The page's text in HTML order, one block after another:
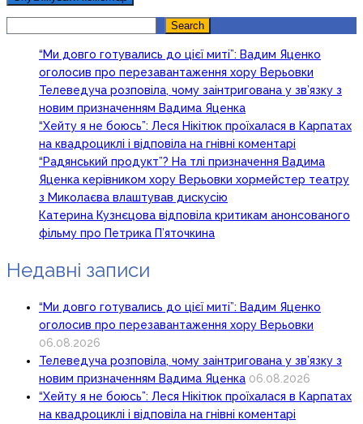
Search
“Ми довго готувались до цієї миті”: Вадим Яценко
оголосив про перезавантаження хору Верьовки
Телеведуча розповіла, чому заінтригована у зв’язку з
новим призначенням Вадима Яценка
“Хейту я не боюсь”: Леся Нікітюк проїхалася в Карпатах
на квадроциклі і відповіла на гнівні коментарі
“Радянський продукт”? На тлі призначення Вадима
Яценка керівником хору Верьовки хормейстер театру
з Миколаєва влаштував дискусію
Катерина Кузнєцова відповіла критикам анонсованого
фільму про Петрика П’яточкина
Недавні записи
“Ми довго готувались до цієї миті”: Вадим Яценко
оголосив про перезавантаження хору Верьовки
06.08.2026
Телеведуча розповіла, чому заінтригована у зв’язку з
новим призначенням Вадима Яценка 06.08.2026
“Хейту я не боюсь”: Леся Нікітюк проїхалася в Карпатах
на квадроциклі і відповіла на гнівні коментарі